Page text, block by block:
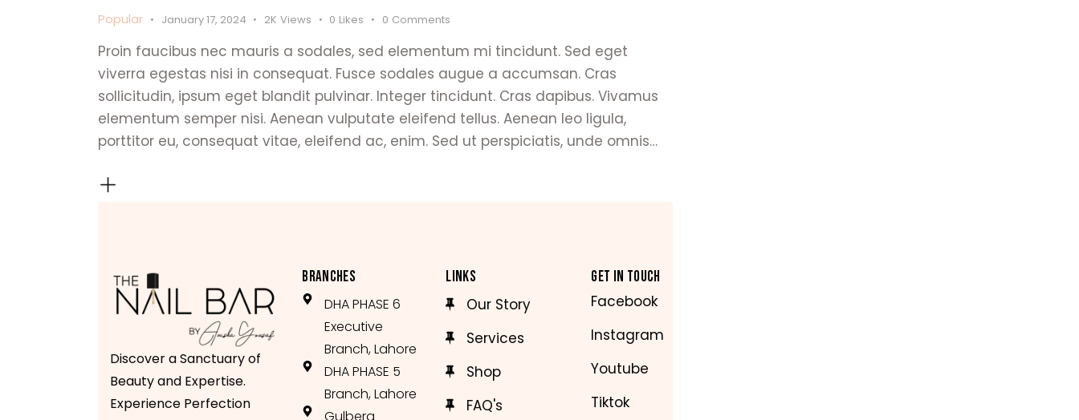
Popular January 17, 2024 2K Views 0 Likes 0 Comments
Proin faucibus nec mauris a sodales, sed elementum mi tincidunt. Sed eget
viverra egestas nisi in consequat. Fusce sodales augue a accumsan. Cras
sollicitudin, ipsum eget blandit pulvinar. Integer tincidunt. Cras dapibus. Vivamus
elementum semper nisi. Aenean vulputate eleifend tellus. Aenean leo ligula,
porttitor eu, consequat vitae, eleifend ac, enim. Sed ut perspiciatis, unde omnis…
Discover a Sanctuary of
Beauty and Expertise.
Experience Perfection
BRANCHES
DHA PHASE 6
Executive
Branch, Lahore
DHA PHASE 5
Branch, Lahore
LINKS
Our Story
Services
Shop
FAQ's
GET IN TOUCH
Facebook
Instagram
Youtube
Tiktok